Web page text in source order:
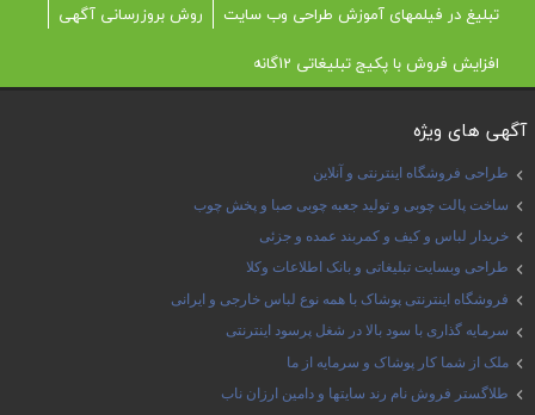
تبلیغ در فیلمهای آموزش طراحی وب سایت
روش بروزرسانی آگهی
افزایش فروش با پکیج تبلیغاتی 12گانه
آگهی های ویژه
طراحی فروشگاه اینترنتی و آنلاین
ساخت پالت چوبی و تولید جعبه چوبی صبا و پخش چوب
خریدار لباس و کیف و کمربند عمده و جزئی
طراحی وبسایت تبلیغاتی و بانک اطلاعات وکلا
فروشگاه اینترنتی پوشاک با همه نوع لباس خارجی و ایرانی
سرمایه گذاری با سود بالا در شغل پرسود اینترنتی
ملک از شما کار پوشاک و سرمایه از ما
طلاگستر فروش نام رند سایتها و دامین ارزان ناب